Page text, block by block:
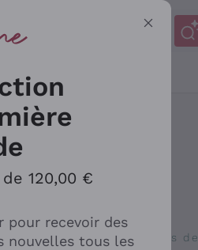
Les philosophies de
120,00 €
pour recevoir des
nouvelles tous les